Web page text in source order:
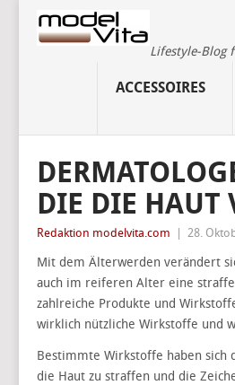
Lifestyle-Blog
ACCESSOIRES
DIE DIE HAUT
Redaktion modelvita.com 28.
Mit dem Älterwerden verändert
auch im reiferen Alter eine
zahlreiche Produkte und
wirklich nützliche Wirkstoffe und
Bestimmte Wirkstoffe haben sich
die Haut zu straffen und die